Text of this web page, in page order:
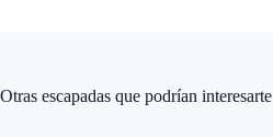
Otras escapadas que podrían interesarte